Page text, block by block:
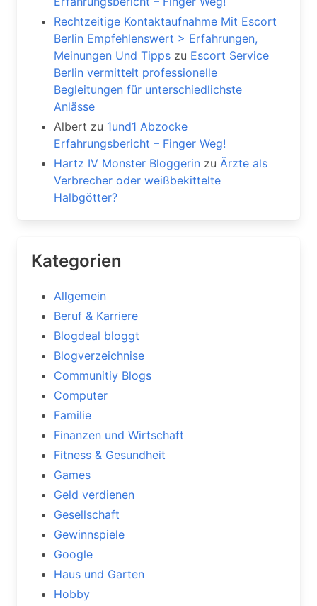
Rechtzeitige Kontaktaufnahme Mit Escort
Berlin Empfehlenswert > Erfahrungen,
Meinungen Und Tipps zu Escort Service
Berlin vermittelt professionelle
Begleitungen für unterschiedlichste
Anlässe
Albert zu 1und1 Abzocke
Erfahrungsbericht – Finger Weg!
Hartz IV Monster Bloggerin zu Ärzte als
Verbrecher oder weißbekittelte
Halbgötter?
Kategorien
Allgemein
Beruf & Karriere
Blogdeal bloggt
Blogverzeichnise
Communitiy Blogs
Computer
Familie
Finanzen und Wirtschaft
Fitness & Gesundheit
Games
Geld verdienen
Gesellschaft
Gewinnspiele
Google
Haus und Garten
Hobby